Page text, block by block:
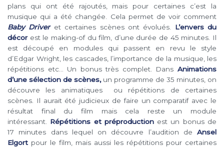
plans qui ont été rajoutés, mais pour certaines c’est la
musique qui a été changée. Cela permet de voir comment
Baby Driveret certaines scènes ont évolués.
L’envers du
décorest le making-of du film, d’une durée de 45 minutes. Il
est découpé en modules qui passent en revu le style
d’Edgar Wright, les cascades, l’importance de la musique, les
répétitions etc… Un bonus très complet. Dans Animations
d’une sélection de scènes, un programme de 35 minutes, on
découvre les animatiques ou répétitions de certaines
scènes. Il aurait été judicieux de faire un comparatif avec le
résultat final du film mais cela reste un module
intéressant. Répétitions et préproductionest un bonus de
17 minutes dans lequel on découvre l’audition de Ansel
Elgort pour le film, mais aussi les répétitions pour certaines